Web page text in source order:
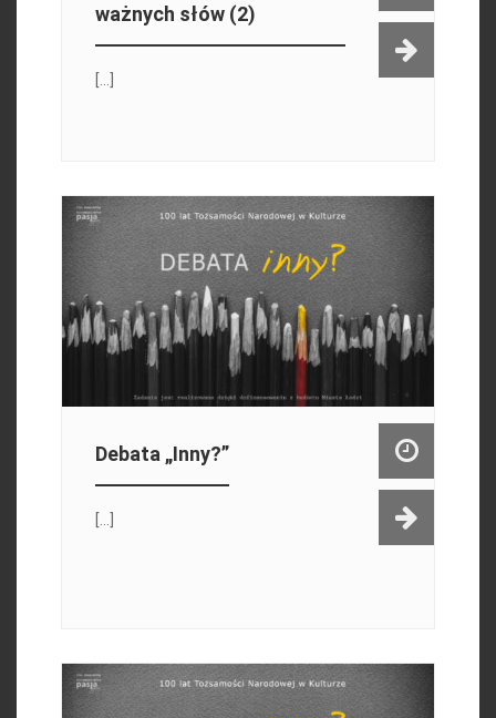
ważnych słów (2)
Debata „Inny?”